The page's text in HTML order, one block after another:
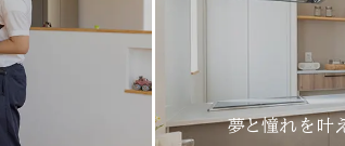
夢と憧れを叶